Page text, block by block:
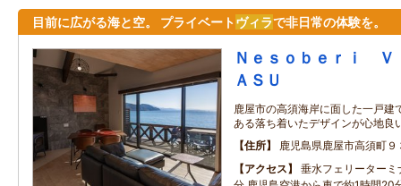
目前に広がる海と空。 プライベートヴィラで非日常の体験を。
Ｎｅｓｏｂｅｒｉ
ＡＳＵ
鹿屋市の高須海岸に面した一戸建
ある落ち着いたデザインが心地良
住所
鹿児島県鹿屋市高須町９
アクセス
垂水フェリーター